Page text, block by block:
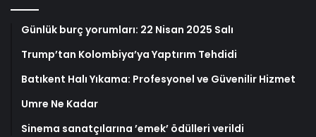
Günlük burç yorumları: 22 Nisan 2025 Salı
Trump’tan Kolombiya’ya Yaptırım Tehdidi
Batıkent Halı Yıkama: Profesyonel ve Güvenilir Hizmet
Umre Ne Kadar
Sinema sanatçılarına ’emek’ ödülleri verildi